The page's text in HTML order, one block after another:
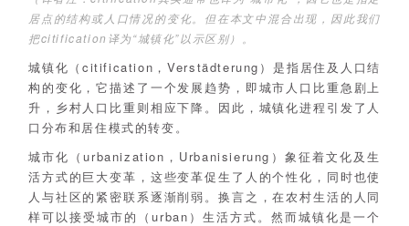
居点的结构或人口情况的变化。但在本文中混合出现，因此我们
把citification译为“城镇化”以示区别）。
城镇化（citification，Verstädterung）是指居住及人口结
构的变化，它描述了一个发展趋势，即城市人口比重急剧上
升，乡村人口比重则相应下降。因此，城镇化进程引发了人
口分布和居住模式的转变。
城市化（urbanization，Urbanisierung）象征着文化及生
活方式的巨大变革，这些变革促生了人的个性化，同时也使
人与社区的紧密联系逐渐削弱。换言之，在农村生活的人同
样可以接受城市的（urban）生活方式。然而城镇化是一个